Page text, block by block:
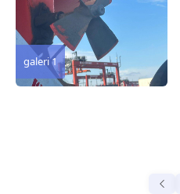
galeri 2